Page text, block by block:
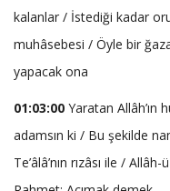
kalanlar / İstediği kadar
muhâsebesi / Öyle bir
yapacak ona
01:03:00 Yaratan
adamsın ki / Bu şekilde
Te’âlâ’nın rızâsı ile /